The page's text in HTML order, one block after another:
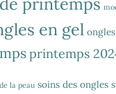
en gel
printemps
la peau soins des ongles